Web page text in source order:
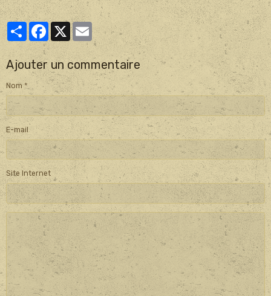
PartagerFacebook
X Email
Ajouter un commentaire
Nom
E-mail
Site Internet